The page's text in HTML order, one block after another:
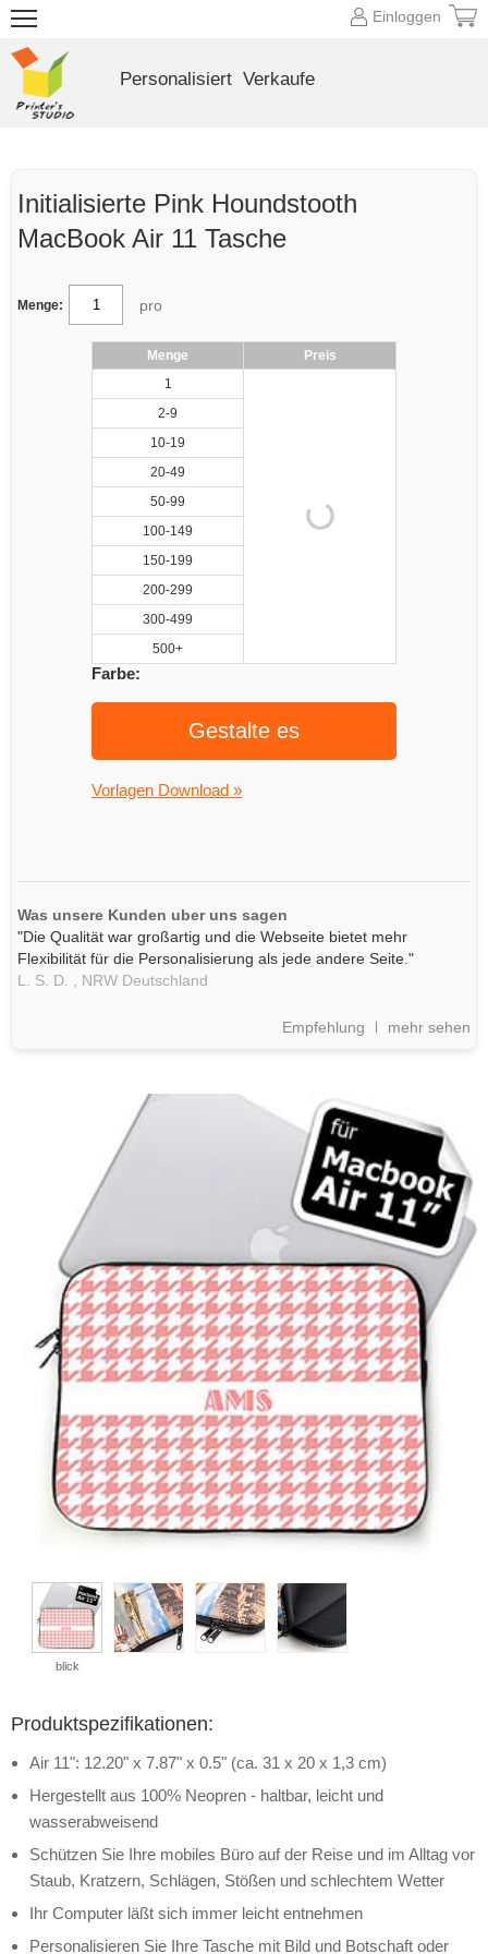
Initialisierte Pink Houndstooth
MacBook Air 11 Tasche
Menge: pro
Menge
Preis
1
2-9
10-19
20-49
50-99
100-149
150-199
200-299
300-499
500+
Farbe:
Gestalte es
Vorlagen Download »
Was unsere Kunden uber uns sagen
"Die Qualität war großartig und die Webseite bietet mehr
Flexibilität für die Personalisierung als jede andere Seite."
L. S. D. ,
NRW Deutschland
Empfehlung mehr sehen
blick
Produktspezifikationen:
Air 11": 12.20" x 7.87" x 0.5" (ca. 31 x 20 x 1,3 cm)
Hergestellt aus 100% Neopren - haltbar, leicht und
wasserabweisend
Schützen Sie Ihre mobiles Büro auf der Reise und im Alltag vor
Staub, Kratzern, Schlägen, Stößen und schlechtem Wetter
Ihr Computer läßt sich immer leicht entnehmen
Personalisieren Sie Ihre Tasche mit Bild und Botschaft oder
Einloggen
Personalisiert Verkaufe